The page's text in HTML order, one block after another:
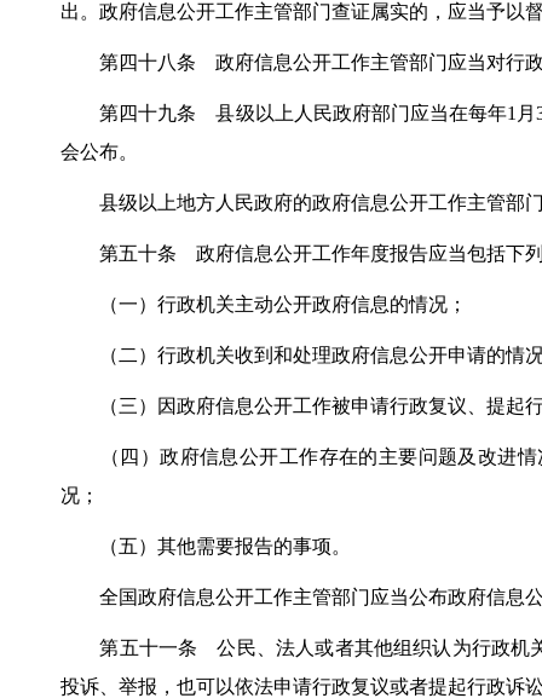
出。政府信息公开工作主管部门查证属实的，应当予以
第四十八条 政府信息公开工作主管部门应当对行政
第四十九条 县级以上人民政府部门应当在每年1月
会公布。
县级以上地方人民政府的政府信息公开工作主管部门
第五十条 政府信息公开工作年度报告应当包括下
（一）行政机关主动公开政府信息的情况；
（二）行政机关收到和处理政府信息公开申请的情
（三）因政府信息公开工作被申请行政复议、提起
（四）政府信息公开工作存在的主要问题及改进情
况；
（五）其他需要报告的事项。
全国政府信息公开工作主管部门应当公布政府信息
第五十一条 公民、法人或者其他组织认为行政机关
投诉、举报，也可以依法申请行政复议或者提起行政诉